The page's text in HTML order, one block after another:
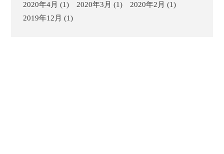
2020年4月 (1) 2020年3月 (1) 2020年2月 (1)
2019年12月 (1)